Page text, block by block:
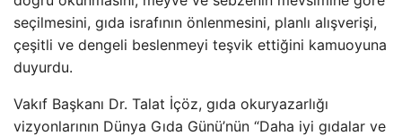
seçilmesini, gıda israfının önlenmesini, planlı alışverişi,
çeşitli ve dengeli beslenmeyi teşvik ettiğini kamuoyuna
duyurdu.
Vakıf Başkanı Dr. Talat İçöz, gıda okuryazarlığı
vizyonlarının Dünya Gıda Günü’nün “Daha iyi gıdalar ve